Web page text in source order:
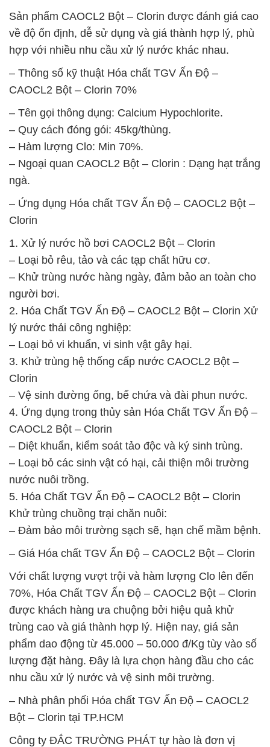
Sản phẩm CAOCL2 Bột – Clorin được đánh giá cao
về độ ổn định, dễ sử dụng và giá thành hợp lý, phù
hợp với nhiều nhu cầu xử lý nước khác nhau.
– Thông số kỹ thuật Hóa chất TGV Ấn Độ –
CAOCL2 Bột – Clorin 70%
– Tên gọi thông dụng: Calcium Hypochlorite.
– Quy cách đóng gói: 45kg/thùng.
– Hàm lượng Clo: Min 70%.
– Ngoại quan CAOCL2 Bột – Clorin : Dạng hạt trắng
ngà.
– Ứng dụng Hóa chất TGV Ấn Độ – CAOCL2 Bột –
Clorin
1. Xử lý nước hồ bơi CAOCL2 Bột – Clorin
– Loại bỏ rêu, tảo và các tạp chất hữu cơ.
– Khử trùng nước hàng ngày, đảm bảo an toàn cho
người bơi.
2. Hóa Chất TGV Ấn Độ – CAOCL2 Bột – Clorin Xử
lý nước thải công nghiệp:
– Loại bỏ vi khuẩn, vi sinh vật gây hại.
3. Khử trùng hệ thống cấp nước CAOCL2 Bột –
Clorin
– Vệ sinh đường ống, bể chứa và đài phun nước.
4. Ứng dụng trong thủy sản Hóa Chất TGV Ấn Độ –
CAOCL2 Bột – Clorin
– Diệt khuẩn, kiểm soát tảo độc và ký sinh trùng.
– Loại bỏ các sinh vật có hại, cải thiện môi trường
nước nuôi trồng.
5. Hóa Chất TGV Ấn Độ – CAOCL2 Bột – Clorin
Khử trùng chuồng trại chăn nuôi:
– Đảm bảo môi trường sạch sẽ, hạn chế mầm bệnh.
– Giá Hóa chất TGV Ấn Độ – CAOCL2 Bột – Clorin
Với chất lượng vượt trội và hàm lượng Clo lên đến
70%, Hóa Chất TGV Ấn Độ – CAOCL2 Bột – Clorin
được khách hàng ưa chuộng bởi hiệu quả khử
trùng cao và giá thành hợp lý. Hiện nay, giá sản
phẩm dao động từ 45.000 – 50.000 đ/Kg tùy vào số
lượng đặt hàng. Đây là lựa chọn hàng đầu cho các
nhu cầu xử lý nước và vệ sinh môi trường.
– Nhà phân phối Hóa chất TGV Ấn Độ – CAOCL2
Bột – Clorin tại TP.HCM
Công ty ĐẮC TRƯỜNG PHÁT tự hào là đơn vị